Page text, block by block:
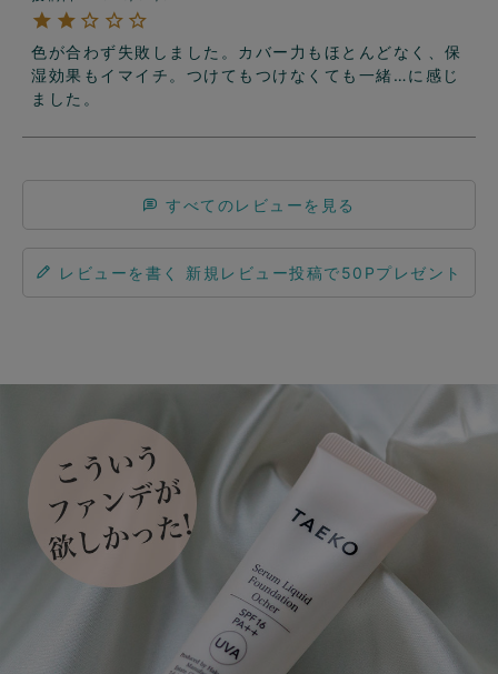
色が合わず失敗しました。カバー力もほとんどなく、保
湿効果もイマイチ。つけてもつけなくても一緒…に感じ
ました。
すべてのレビューを見る
レビューを書く